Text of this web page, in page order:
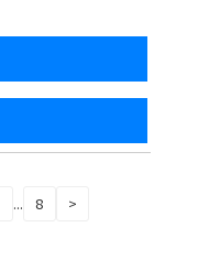
... 8 >